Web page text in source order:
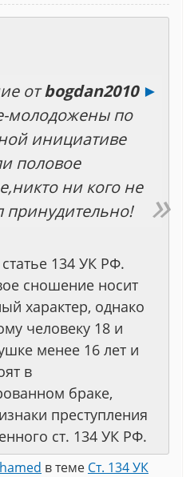
отbogdan2010 ►
молодожены по
инициативе
половое
ни кого не
принудительно!
134 УК РФ.
сношение носит
характер, однако
человеку 18 и
менее 16 лет и
в
браке,
преступления
ст. 134 УК РФ.
в теме Ст. 134 УК